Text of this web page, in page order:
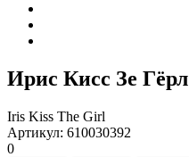
Ирис Кисс Зе Гёрл
Iris Kiss The Girl
Артикул: 610030392
0